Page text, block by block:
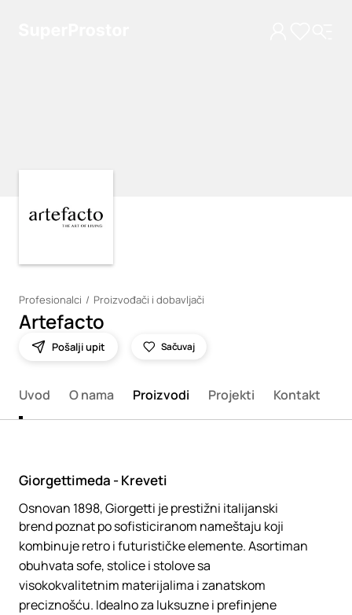
Profesionalci Proizvođači i dobavljači
Artefacto
Pošalji upit Sačuvaj
Uvod O nama Proizvodi Projekti Kontakt
Giorgettimeda - Kreveti
Osnovan 1898, Giorgetti je prestižni italijanski
brend poznat po sofisticiranom nameštaju koji
kombinuje retro i futurističke elemente. Asortiman
obuhvata sofe, stolice i stolove sa
visokokvalitetnim materijalima i zanatskom
preciznošću. Idealno za luksuzne i prefinjene